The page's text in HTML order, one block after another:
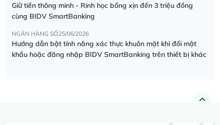
Giữ tiền thông minh - Rinh học bổng xịn đến 3 triệu đồng
cùng BIDV SmartBanking
NGÂN HÀNG SỐ25/06/2026
Hướng dẫn bật tính năng xác thực khuôn mặt khi đổi mật
khẩu hoặc đăng nhập BIDV SmartBanking trên thiết bị khác